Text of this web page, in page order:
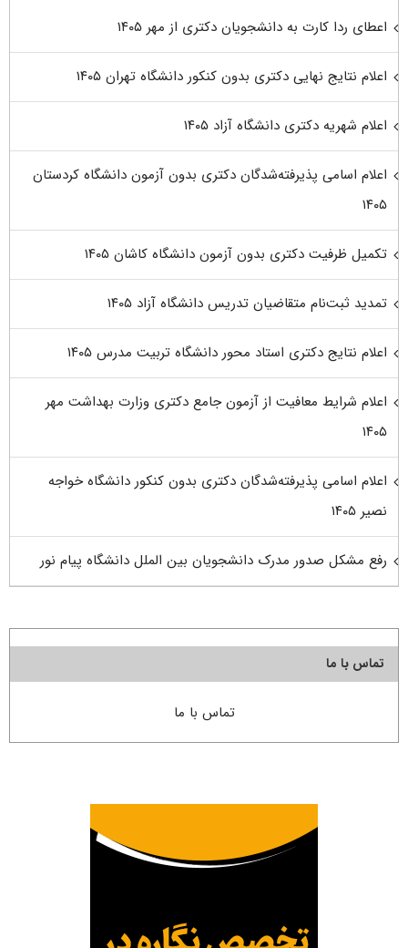
اعطای ردا کارت به دانشجویان دکتری از مهر ۱۴۰۵
اعلام نتایج نهایی دکتری بدون کنکور دانشگاه تهران ۱۴۰۵
اعلام شهریه دکتری دانشگاه آزاد ۱۴۰۵
اعلام اسامی پذیرفته‌شدگان دکتری بدون آزمون دانشگاه کردستان
۱۴۰۵
تکمیل ظرفیت دکتری بدون آزمون دانشگاه کاشان ۱۴۰۵
تمدید ثبت‌نام متقاضیان تدریس دانشگاه آزاد ۱۴۰۵
اعلام نتایج دکتری استاد محور دانشگاه تربیت مدرس ۱۴۰۵
اعلام شرایط معافیت از آزمون جامع دکتری وزارت بهداشت مهر
۱۴۰۵
اعلام اسامی پذیرفته‌شدگان دکتری بدون کنکور دانشگاه خواجه
نصیر ۱۴۰۵
رفع مشکل صدور مدرک دانشجویان بین الملل دانشگاه پیام نور
تماس با ما
تماس با ما